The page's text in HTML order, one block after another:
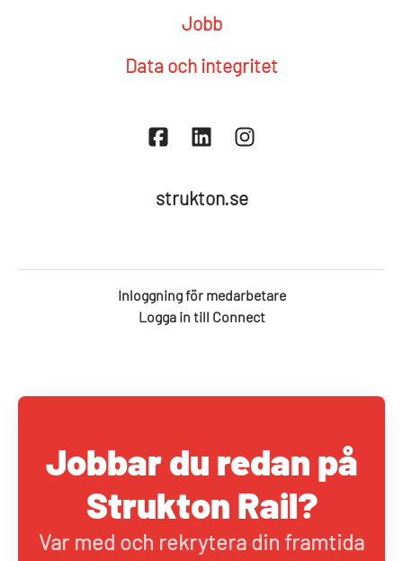
Jobb
Data och integritet
strukton.se
Inloggning för medarbetare
Logga in till Connect
Jobbar du redan på
Strukton Rail?
Var med och rekrytera din framtida